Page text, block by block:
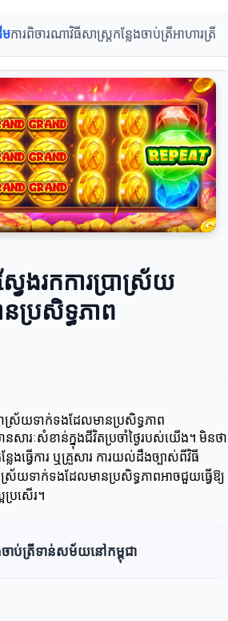
មការពិចារណាវិធីសាស្ត្រកន្លែងចាប់ត្រីអាហារត្រី
វែងរកការប្រាស្រ័យ
ប្រសិទ្ធភាព
រាស្រ័យទាក់ទងដែលមានប្រសិទ្ធភាព
សារៈសំខាន់ក្នុងជីវិតប្រចាំថ្ងៃរបស់យើង។ មិនថា
ែងធ្វើការ ឬគ្រួសារ ការយល់ដឹងច្បាស់ពីវិធី
ាស្រ័យទាក់ទងដែលមានប្រសិទ្ធភាពអាចជួយធ្វើឱ្យ
ប្រសើរ។
ងចាប់ត្រីទាន់សម័យនៅកម្ពុជា